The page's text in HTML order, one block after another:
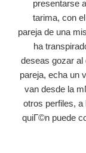
presentarse
tarima, con
pareja de una
ha
deseas gozar al
pareja, echa un
van desde la
otros perfiles,
quiГ©n puede